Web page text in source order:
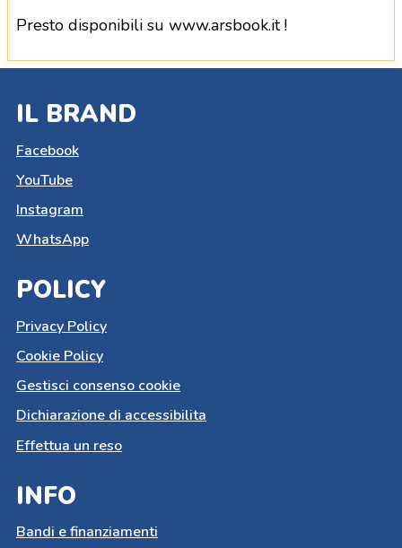
Presto disponibili su www.arsbook.it !
IL BRAND
Facebook
YouTube
Instagram
WhatsApp
POLICY
Privacy Policy
Cookie Policy
Gestisci consenso cookie
Dichiarazione di accessibilita
Effettua un reso
INFO
Bandi e finanziamenti